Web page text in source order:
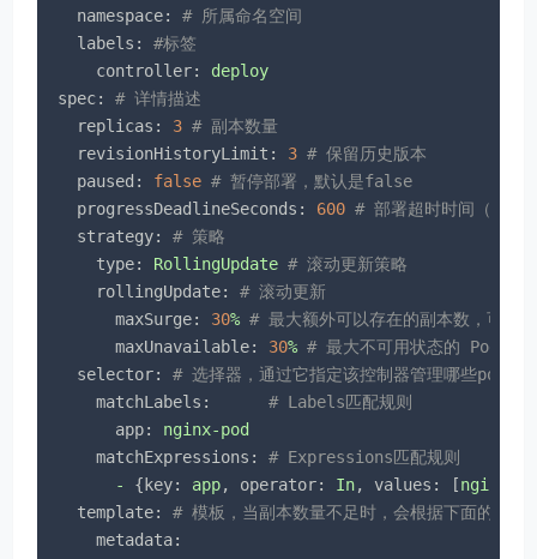
namespace:
# 所属命名空间
labels:
#标签
controller:
deploy
spec:
# 详情描述
replicas:
3 # 副本数量
revisionHistoryLimit:
3 # 保留历史版本
paused:
false # 暂停部署，默认是false
progressDeadlineSeconds:
600 # 部署超时时间（s）
strategy:
# 策略
type:
RollingUpdate # 滚动更新策略
rollingUpdate:
# 滚动更新
maxSurge:
30% # 最大额外可以存在的副本数，可以
maxUnavailable:
30% # 最大不可用状态的 Pod 的
selector:
# 选择器，通过它指定该控制器管理哪些pod
matchLabels:
# Labels匹配规则
app:
nginx-pod
matchExpressions:
# Expressions匹配规则
-
{ key: app, operator: In, values: [nginx-
template:
# 模板，当副本数量不足时，会根据下面的模板
metadata: